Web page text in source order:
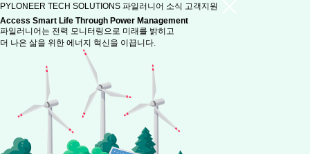
PYLONEER TECH SOLUTIONS 파일러니어 소식 고객지원
Access Smart Life Through Power Management
파일러니어는 전력 모니터링으로 미래를 밝히고
더 나은 삶을 위한 에너지 혁신을 이끕니다.